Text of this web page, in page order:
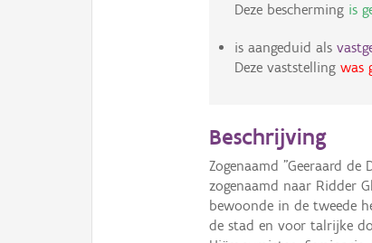
Deze bescherming is
is aangeduid als
Deze vaststelling was
Beschrijving
Zogenaamd "Geeraard de
zogenaamd naar Ridder
bewoonde in de tweede
de stad en voor talrijke